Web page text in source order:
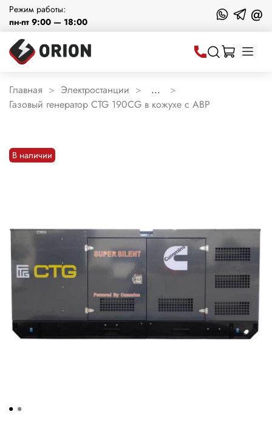
Режим работы:
пн-пт 9:00 — 18:00
@
Главная Электростанции
...
Газовый генератор CTG 190CG в кожухе с АВР
В наличии